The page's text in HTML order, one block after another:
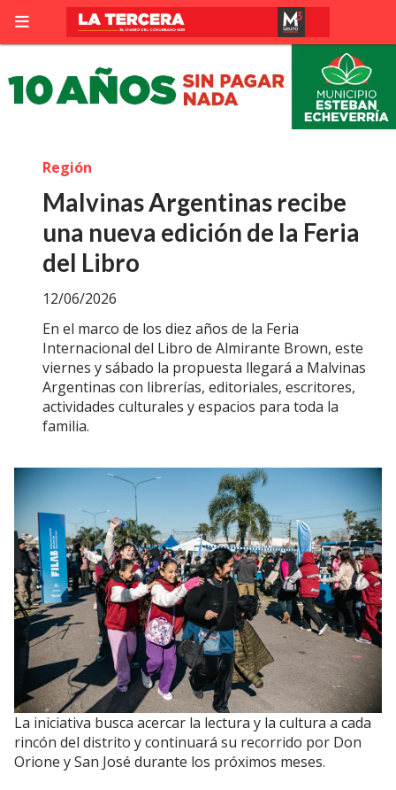
Malvinas Argentinas recibe
una nueva edición de la Feria
del Libro
En el marco de los diez años de la Feria
Internacional del Libro de Almirante Brown, este
viernes y sábado la propuesta llegará a Malvinas
Argentinas con librerías, editoriales, escritores,
actividades culturales y espacios para toda la
familia.
Región
12/06/2026
La iniciativa busca acercar la lectura y la cultura a cada
rincón del distrito y continuará su recorrido por Don
Orione y San José durante los próximos meses.